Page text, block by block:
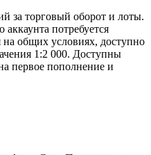
за торговый оборот и лоты.
потребуется
на общих условиях, доступно
1:2 000. Доступны
первое пополнение и